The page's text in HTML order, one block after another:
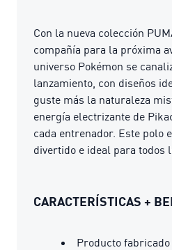
Con la nueva colección
compañía para la próxima
universo Pokémon se
lanzamiento, con diseños
guste más la naturaleza
energía electrizante de
cada entrenador. Este polo
divertido e ideal para todos
CARACTERÍSTICAS +
Producto